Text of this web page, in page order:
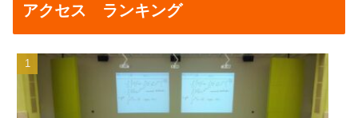
アクセス ランキング